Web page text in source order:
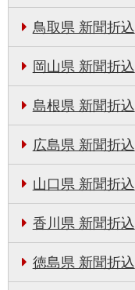
鳥取県 新聞折込
岡山県 新聞折込
島根県 新聞折込
広島県 新聞折込
山口県 新聞折込
香川県 新聞折込
徳島県 新聞折込